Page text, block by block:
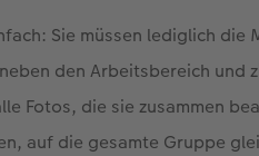
Sie müssen lediglich
den Arbeitsbereich und
Fotos, die sie zusammen
auf die gesamte Gruppe